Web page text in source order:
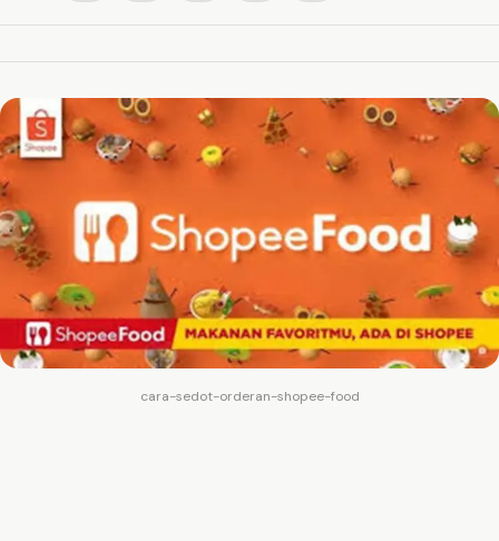
cara-sedot-orderan-shopee-food